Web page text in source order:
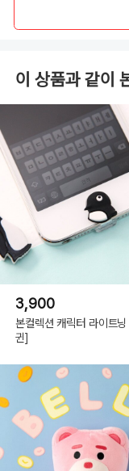
이 상품과 같이
3,900
본컬렉션 캐릭터 라이트
귄]